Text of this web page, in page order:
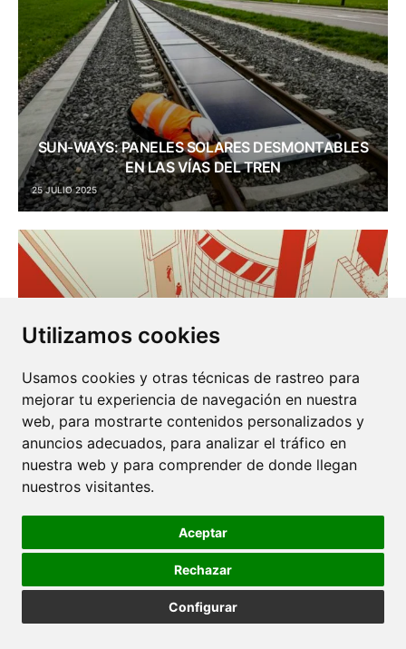
Utilizamos cookies
Usamos cookies y otras técnicas de rastreo para
mejorar tu experiencia de navegación en nuestra
web, para mostrarte contenidos personalizados y
anuncios adecuados, para analizar el tráfico en
nuestra web y para comprender de donde llegan
nuestros visitantes.
Aceptar
Rechazar
Configurar
SUN-WAYS: PANELES SOLARES DESMONTABLES
EN LAS VÍAS DEL TREN
25 JULIO 2025
EL ARTE DE NO REACCIONAR
21 JULIO 2025